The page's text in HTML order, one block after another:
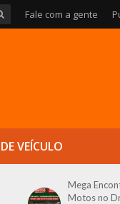
Fale com a gente
VEÍCULO
Mega
Motos no